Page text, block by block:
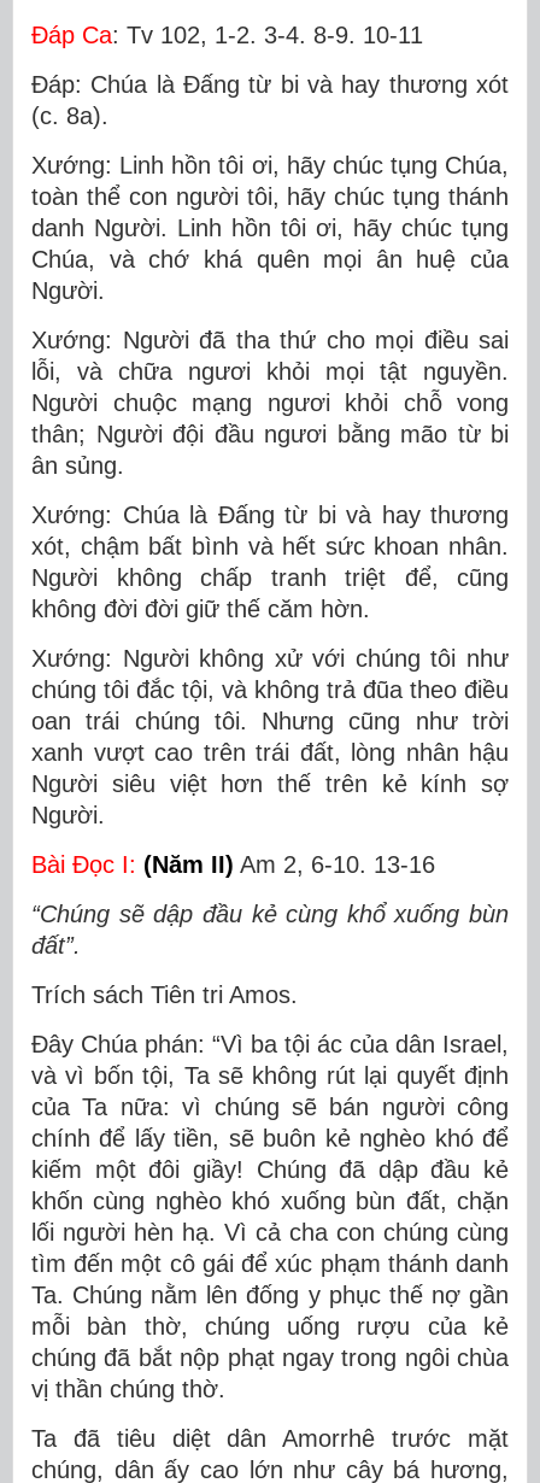
Ðáp Ca: Tv 102, 1-2. 3-4. 8-9. 10-11
Ðáp: Chúa là Ðấng từ bi và hay thương xót
(c. 8a).
Xướng: Linh hồn tôi ơi, hãy chúc tụng Chúa,
toàn thể con người tôi, hãy chúc tụng thánh
danh Người. Linh hồn tôi ơi, hãy chúc tụng
Chúa, và chớ khá quên mọi ân huệ của
Người.
Xướng: Người đã tha thứ cho mọi điều sai
lỗi, và chữa ngươi khỏi mọi tật nguyền.
Người chuộc mạng ngươi khỏi chỗ vong
thân; Người đội đầu ngươi bằng mão từ bi
ân sủng.
Xướng: Chúa là Ðấng từ bi và hay thương
xót, chậm bất bình và hết sức khoan nhân.
Người không chấp tranh triệt để, cũng
không đời đời giữ thế căm hờn.
Xướng: Người không xử với chúng tôi như
chúng tôi đắc tội, và không trả đũa theo điều
oan trái chúng tôi. Nhưng cũng như trời
xanh vượt cao trên trái đất, lòng nhân hậu
Người siêu việt hơn thế trên kẻ kính sợ
Người.
Bài Ðọc I: (Năm II) Am 2, 6-10. 13-16
“Chúng sẽ dập đầu kẻ cùng khổ xuống bùn
đất”.
Trích sách Tiên tri Amos.
Ðây Chúa phán: “Vì ba tội ác của dân Israel,
và vì bốn tội, Ta sẽ không rút lại quyết định
của Ta nữa: vì chúng sẽ bán người công
chính để lấy tiền, sẽ buôn kẻ nghèo khó để
kiếm một đôi giầy! Chúng đã dập đầu kẻ
khốn cùng nghèo khó xuống bùn đất, chặn
lối người hèn hạ. Vì cả cha con chúng cùng
tìm đến một cô gái để xúc phạm thánh danh
Ta. Chúng nằm lên đống y phục thế nợ gần
mỗi bàn thờ, chúng uống rượu của kẻ
chúng đã bắt nộp phạt ngay trong ngôi chùa
vị thần chúng thờ.
Ta đã tiêu diệt dân Amorrhê trước mặt
chúng, dân ấy cao lớn như cây bá hương,